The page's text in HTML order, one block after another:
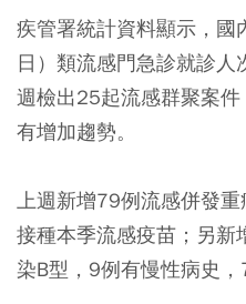
疾管署統計資料顯示，
日）類流感門急診就診
週檢出25起流感群聚案
有增加趨勢。
上週新增79例流感併發
接種本季流感疫苗；另
染B型，9例有慢性病史，